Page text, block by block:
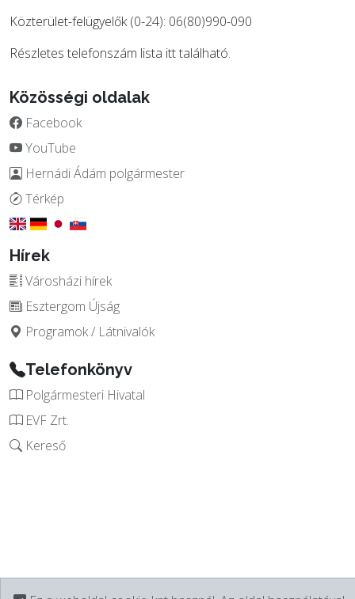
Közterület-felügyelők (0-24): 06(80)990-090
Részletes telefonszám lista itttalálható.
Közösségi oldalak
Facebook
YouTube
Hernádi Ádám polgármester
Térkép
Hírek
Városházi hírek
Esztergom Újság
Programok / Látnivalók
Telefonkönyv
Polgármesteri Hivatal
EVF Zrt.
Kereső